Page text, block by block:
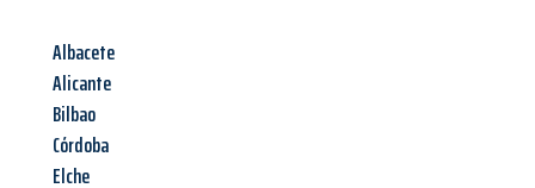
Albacete
Alicante
Bilbao
Córdoba
Elche